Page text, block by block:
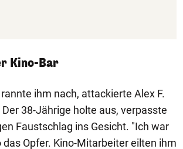
Kino-Bar
ihm nach, attackierte Alex F.
Der 38-Jährige holte aus, verpasste
Faustschlag ins Gesicht. "Ich war
Opfer. Kino-Mitarbeiter eilten ihm